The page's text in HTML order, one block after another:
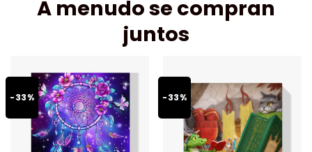
A menudo se compran
juntos
-33% -33%